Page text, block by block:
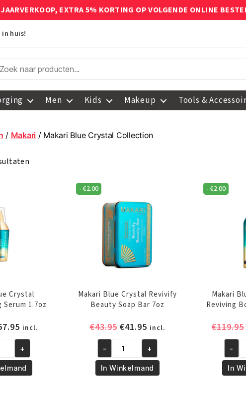
EXTRA 5% KORTING OP VOLGENDE ONLINE
in huis!
Men Kids Makeup Tools &
/ Makari / Makari Blue Crystal Collection
Crystal
1.7oz
Huidige
prijs
is:
€57.95.
incl.
+
- €2.00
Makari Blue Crystal Revivify
Beauty Soap Bar 7oz
€43.95 Oorspronkelijke
was:
€43.95.
€41.95Huidige
prijs
is:
€41.95.
incl.
Makari
Blue
Crystal
- +
In Winkelmand
- €2.00
Makari
Reviving
€119.95
Makari
Blue
-
In